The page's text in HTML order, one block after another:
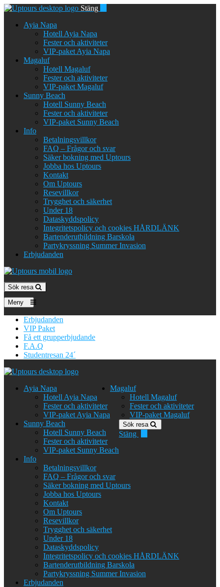
Stäng
Ayia Napa
Hotell Ayia Napa
Fester och aktiviteter
VIP-paket Ayia Napa
Magaluf
Hotell Magaluf
Fester och aktiviteter
VIP-paket Magaluf
Sunny Beach
Hotell Sunny Beach
Fester och aktiviteter
VIP-paket Sunny Beach
Info
Betalningsvillkor
FAQ – Frågor och svar
Säker bokning med Uptours
Jobba hos Uptours
Kontakt
Om Uptours
Resevillkor
Trygghet och säkerhet
Under 18
Dataskyddspolicy
Integritetspolicy och cookies HÅRDLÄNK
Bartenderutbildning Barskola
Partykryssning Summer Invasion
Erbjudanden
Sök resa
Meny
Erbjudanden
VIP Paket
Få ett grupperbjudande
F.A.Q
Studentresan 24´
Ayia Napa
Hotell Ayia Napa
Fester och aktiviteter
VIP-paket Ayia Napa
Magaluf
Hotell Magaluf
Fester och aktiviteter
VIP-paket Magaluf
Sunny Beach
Hotell Sunny Beach
Fester och aktiviteter
VIP-paket Sunny Beach
Info
Betalningsvillkor
FAQ – Frågor och svar
Säker bokning med Uptours
Jobba hos Uptours
Kontakt
Om Uptours
Resevillkor
Trygghet och säkerhet
Under 18
Dataskyddspolicy
Integritetspolicy och cookies HÅRDLÄNK
Bartenderutbildning Barskola
Partykryssning Summer Invasion
Erbjudanden
Sök resa
Stäng